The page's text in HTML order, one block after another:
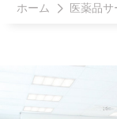
ホーム 医薬品サ